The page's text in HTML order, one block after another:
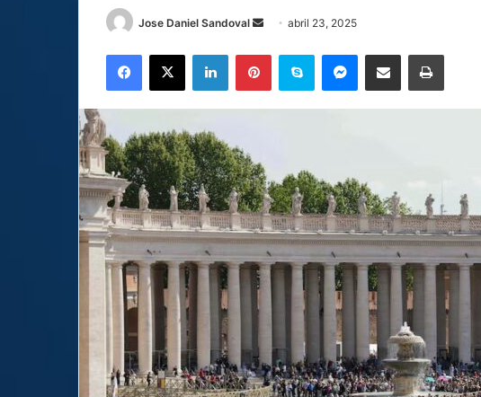
Jose Daniel Sandoval
Sendabril 23, 2025
Facebook
X LinkedInPinterestSkype MessengerCompartir por correo electrónicoImprimir